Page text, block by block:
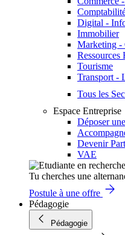
Digital -
Immobilier
Marketing -
Ressources
Tourisme
Transport -
Tous les
Espace Entreprise
Déposer
Devenir
VAE
Tu cherches une
Postule à une offre
Pédagogie
Pédagogie